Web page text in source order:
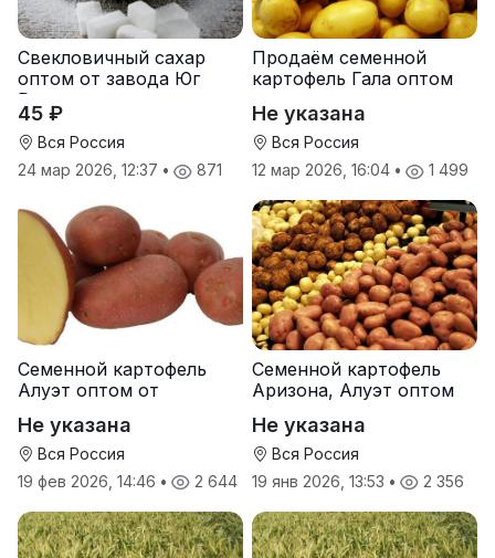
Свекловичный сахар
оптом от завода Юг
Руси
45 ₽
Вся Россия
24 мар 2026, 12:37 • 871
Продаём семенной
картофель Гала оптом
Не указана
Вся Россия
12 мар 2026, 16:04 • 1 499
Семенной картофель
Алуэт оптом от
Не указана
Вся Россия
19 фев 2026, 14:46 • 2 644
Семенной картофель
Аризона, Алуэт оптом
Не указана
Вся Россия
19 янв 2026, 13:53 • 2 356